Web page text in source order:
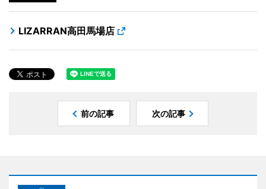
LIZARRAN高田馬場店
前の記事 次の記事